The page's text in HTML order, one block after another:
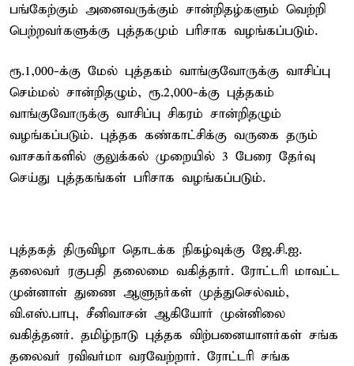
பங்கேற்கும் அனைவருக்கும் சான்றிதழ்களும் வெற்றி
பெற்றவர்களுக்கு புத்தகமும் பரிசாக வழங்கப்படும்.
ரூ.1,000-க்கு மேல் புத்தகம் வாங்குவோருக்கு வாசிப்பு
செம்மல் சான்றிதழும், ரூ.2,000-க்கு புத்தகம்
வாங்குவோருக்கு வாசிப்பு சிகரம் சான்றிதழும்
வழங்கப்படும். புத்தக கண்காட்சிக்கு வருகை தரும்
வாசகர்களில் குலுக்கல் முறையில் 3 பேரை தேர்வு
செய்து புத்தகங்கள் பரிசாக வழங்கப்படும்.
புத்தகத் திருவிழா தொடக்க நிகழ்வுக்கு ஜே.சி.ஐ.
தலைவர் ரகுபதி தலைமை வகித்தார். ரோட்டரி மாவட்ட
முன்னாள் துணை ஆளுநர்கள் முத்துசெல்வம்,
வி.எஸ்.பாபு, சீனிவாசன் ஆகியோர் முன்னிலை
வகித்தனர். தமிழ்நாடு புத்தக விற்பனையாளர்கள் சங்க
தலைவர் ரவிவர்மா வரவேற்றார். ரோட்டரி சங்க